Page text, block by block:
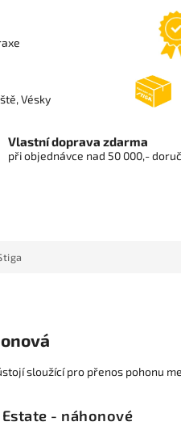
Vésky
Vlastní doprava zdarma
při objednávce nad 50 000,-
sloužící pro přenos pohonu
- náhonové